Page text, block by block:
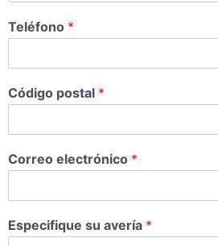
Teléfono *
Código postal *
Correo electrónico *
Especifique su avería *